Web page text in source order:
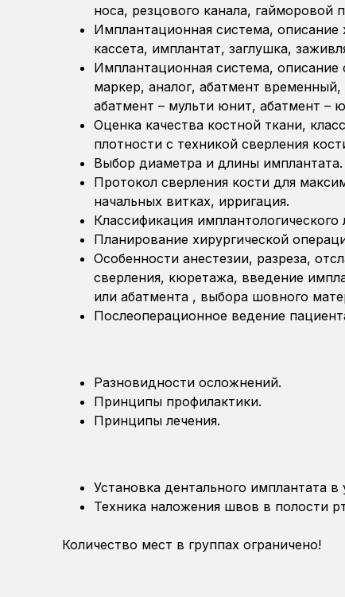
носа, резцового канала, гайморовой
Имплантационная система, описание
кассета, имплантат, заглушка,
Имплантационная система,
маркер, аналог, абатмент
абатмент – мульти юнит, абатмент –
Оценка качества костной ткани,
плотности с техникой сверления
Выбор диаметра и длины имплантата.
Протокол сверления кости для
начальных витках, ирригация.
Классификация
Планирование хирургической
Особенности анестезии, разреза,
сверления, кюретажа, введение
или абатмента , выбора шовного
Послеоперационное ведение
Разновидности осложнений.
Принципы профилактики.
Принципы лечения.
Установка дентального имплантата
Техника наложения швов в полости
Количество мест в группах ограничено!